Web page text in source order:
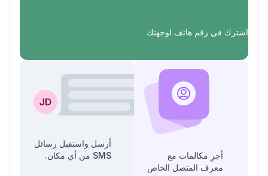
اشترك في رقم هاتف لوجهتك
أجرِ مكالمات مع
معرف المتصل الخاص
أرسل واستقبل رسائل
SMS من أي مكان.